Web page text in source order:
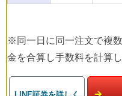
※同一日に同一注文で複
金を合算し手数料を計算し